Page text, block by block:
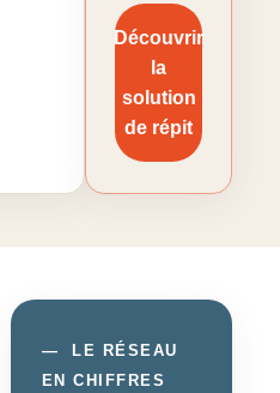
Découvrir
la
solution
de répit
— LE RÉSEAU
EN CHIFFRES